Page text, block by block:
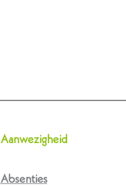
Aanwezigheid
Absenties